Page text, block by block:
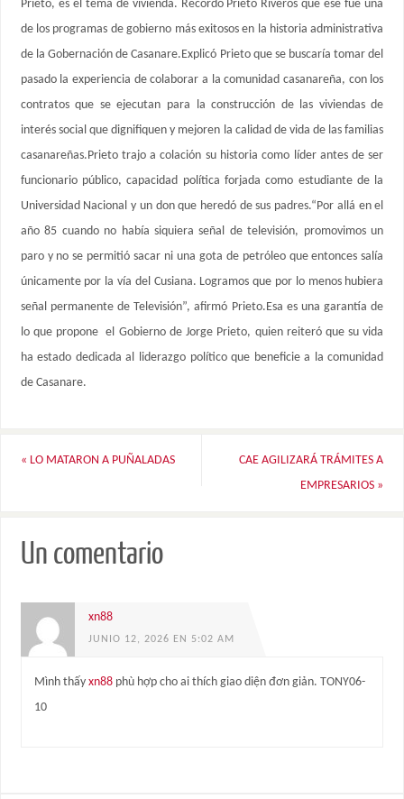
Prieto, es el tema de vivienda. Recordó Prieto Riveros que ese fue una
de los programas de gobierno más exitosos en la historia administrativa
de la Gobernación de Casanare.Explicó Prieto que se buscaría tomar del
pasado la experiencia de colaborar a la comunidad casanareña, con los
contratos que se ejecutan para la construcción de las viviendas de
interés social que dignifiquen y mejoren la calidad de vida de las familias
casanareñas.Prieto trajo a colación su historia como líder antes de ser
funcionario público, capacidad política forjada como estudiante de la
Universidad Nacional y un don que heredó de sus padres.“Por allá en el
año 85 cuando no había siquiera señal de televisión, promovimos un
paro y no se permitió sacar ni una gota de petróleo que entonces salía
únicamente por la vía del Cusiana. Logramos que por lo menos hubiera
señal permanente de Televisión”, afirmó Prieto.Esa es una garantía de
lo que propone el Gobierno de Jorge Prieto, quien reiteró que su vida
ha estado dedicada al liderazgo político que beneficie a la comunidad
de Casanare.
« LO MATARON A PUÑALADAS
CAE AGILIZARÁ TRÁMITES A
EMPRESARIOS »
Un comentario
xn88
JUNIO 12, 2026 EN 5:02 AM
Mình thấy xn88phù hợp cho ai thích giao diện đơn giản. TONY06-
10